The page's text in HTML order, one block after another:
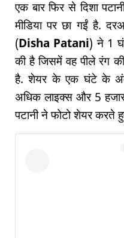
एक बार फिर से दिशा
मीडिया पर छा गईं है.
(Disha Patani) ने 1
की है जिसमें वह पीले रंग
है. शेयर के एक घंटे के
अधिक लाइक्स और 5
पटानी ने फोटो शेयर करते